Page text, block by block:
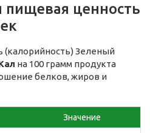
пищевая ценность
(калорийность) Зеленый
на 100 грамм продукта
белков, жиров и
Значение